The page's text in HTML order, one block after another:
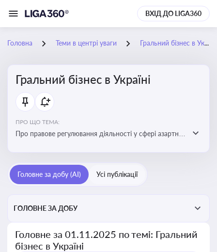
ВХІД ДО LIGA360
Головна Теми в центрі уваги Гральний бізнес в Україні
Гральний бізнес в Україні
ПРО ЩО ТЕМА:
Про правове регулювання діяльності у сфері азартних
реальні кейси
Головне за добу (AI) Усі публікації
ГОЛОВНЕ ЗА ДОБУ
Головне за 01.11.2025 по темі: Гральний
бізнес в Україні